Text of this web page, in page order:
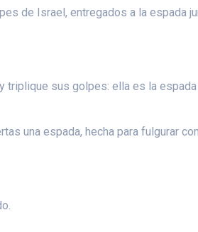
de Israel, entregados a la espada
triplique sus golpes: ella es la
una espada, hecha para fulgurar